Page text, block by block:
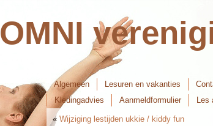
OMNI
Algemeen Lesuren en vakanties
Kledingadvies
Aanmeldformulier Les
« Wijziging lestijden ukkie / kiddy fun